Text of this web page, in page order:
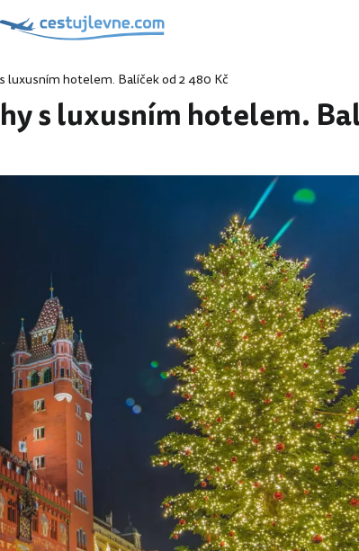
luxusním hotelem. Balíček od 2 480 Kč
s luxusním hotelem.